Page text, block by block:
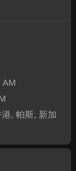
AM
, 帕斯, 新加